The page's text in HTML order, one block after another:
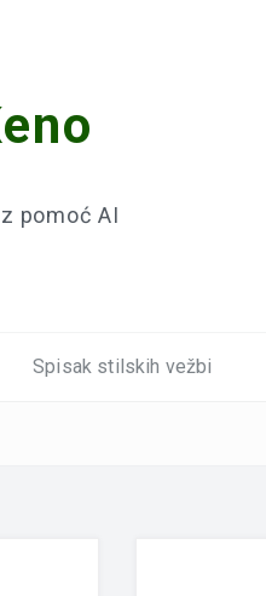
pomoć AI
Spisak stilskih vežbi